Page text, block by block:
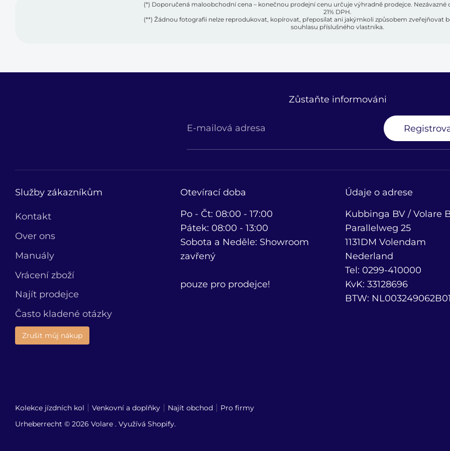
(*) Doporučená maloobchodní cena – konečnou prodejní cenu určuje výhradně prodejce.
21% DPH.
(**) Žádnou fotografii nelze reprodukovat, kopírovat, přeposílat ani jakýmkoli způsobem zveřejňovat
souhlasu příslušného vlastníka.
Zůstaňte informováni
E-mailová adresa
Služby zákazníkům
Kontakt
Over ons
Manuály
Vrácení zboží
Najít prodejce
Často kladené otázky
Zrušit můj nákup
Otevírací doba
Po - Čt: 08:00 - 17:00
Pátek: 08:00 - 13:00
Sobota a Neděle: Showroom
zavřený
pouze pro prodejce!
Údaje o adrese
Kubbinga BV / Volare
Parallelweg 25
1131DM Volendam
Nederland
Tel: 0299-410000
KvK: 33128696
BTW:
Kolekce jízdních kol Venkovní a doplňky Najít obchod
Pro firmy
Urheberrecht © 2026 Volare . Využívá Shopify.